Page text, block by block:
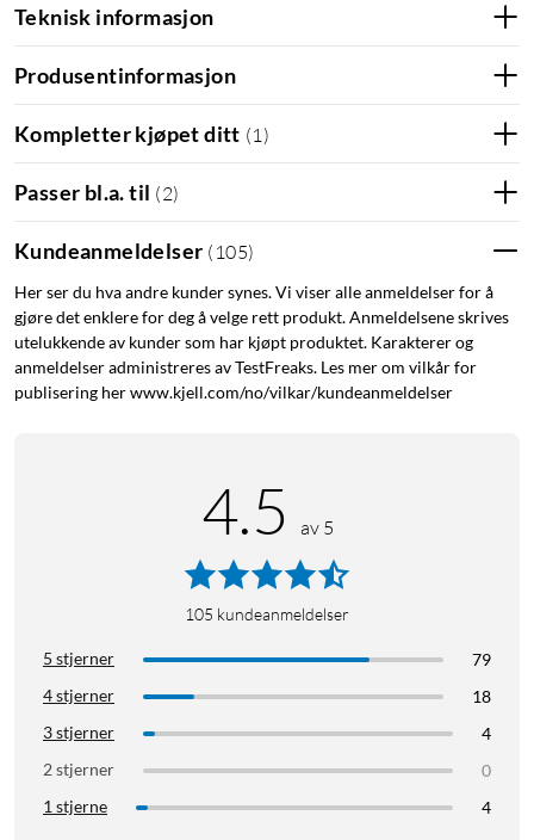
Teknisk informasjon
Produsentinformasjon
Kompletter kjøpet ditt (1 )
Passer bl.a. til (2)
Kundeanmeldelser ( 105)
Her ser du hva andre kunder synes. Vi viser alle anmeldelser for å
gjøre det enklere for deg å velge rett produkt. Anmeldelsene skrives
utelukkende av kunder som har kjøpt produktet. Karakterer og
anmeldelser administreres av TestFreaks. Les mer om vilkår for
publisering her www.kjell.com/no/vilkar/kundeanmeldelser
4.5 av 5
105 kundeanmeldelser
5 stjerner
79
4 stjerner
18
3 stjerner
4
2 stjerner
0
1 stjerne
4